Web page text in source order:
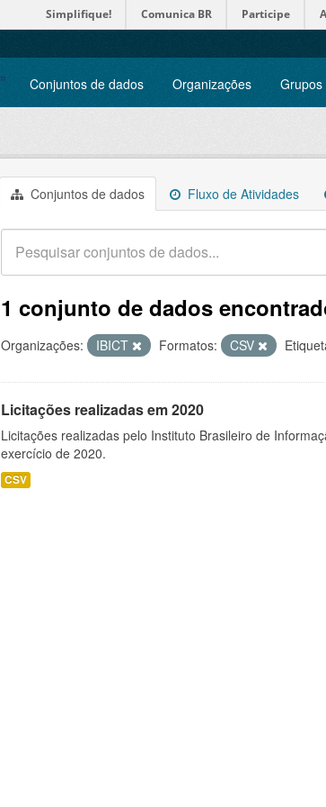
Simplifique! Comunica BR Participe
Conjuntos de dados Organizações Grupos
Conjuntos de dados Fluxo de Atividades
1 conjunto de dados
Organizações: IBICT Formatos: CSV
Licitações realizadas em 2020
Licitações realizadas pelo Instituto Brasileiro de
exercício de 2020.
CSV